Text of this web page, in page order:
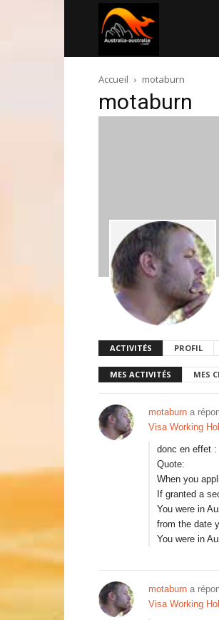
australie.com
Accueil motaburn
motaburn
ACTIVITÉS PROFIL
MES ACTIVITÉS MES
motaburn a
Visa Working
donc en effet :
Quote:
When you
If granted a
You were in
from the date
You were in
motaburn a
Visa Working